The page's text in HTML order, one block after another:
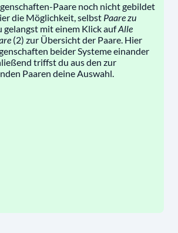
Paare noch nicht gebildet
die Möglichkeit, selbst Paare zu
gelangst mit einem Klick aufAlle
(2) zur Übersicht der Paare. Hier
beider Systeme einander
triffst du aus den zur
Paaren deine Auswahl.